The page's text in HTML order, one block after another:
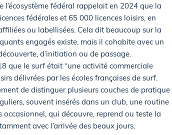
fédéral rappelait en 2024 que la
fédérales et 65 000 licences loisirs, en
ou labellisées. Cela dit beaucoup sur la
engagés existe, mais il cohabite avec un
d’initiation ou de passage.
que le surf était “une activité commerciale
délivrées par les écoles françaises de surf.
de distinguer plusieurs couches de pratique
souvent insérés dans un club, une routine
qui découvre, reprend ou teste la
avec l’arrivée des beaux jours.